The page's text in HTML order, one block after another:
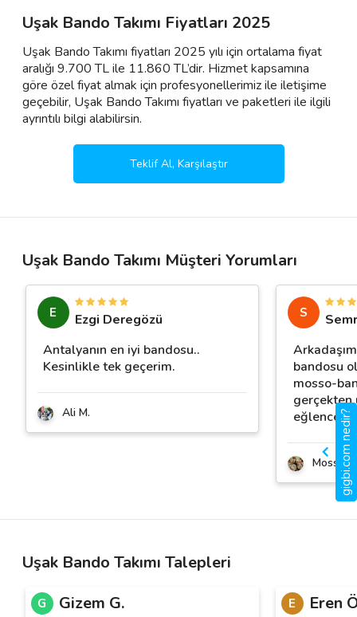
Uşak Bando Takımı Fiyatları 2025
Uşak Bando Takımı fiyatları 2025 yılı için ortalama fiyat
aralığı 9.700 TL ile 11.860 TL’dir. Hizmet kapsamına
göre özel fiyat almak için profesyonellerimiz ile iletişime
geçebilir, Uşak Bando Takımı fiyatları ve paketleri ile ilgili
ayrıntılı bilgi alabilirsin.
Teklif Al, Karşılaştır
Uşak Bando Takımı Müşteri Yorumları
E
Ezgi Deregözü
Antalyanın en iyi bandosu..
Kesinlikle tek geçerim.
Ali M.
S
bandosu
mosso-
gerçekten
eğlenceli
Mosso
Uşak Bando Takımı Talepleri
G Gizem G. E Eren
gigbi.com nedir?